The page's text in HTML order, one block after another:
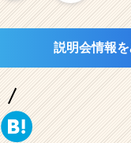
説明会情報